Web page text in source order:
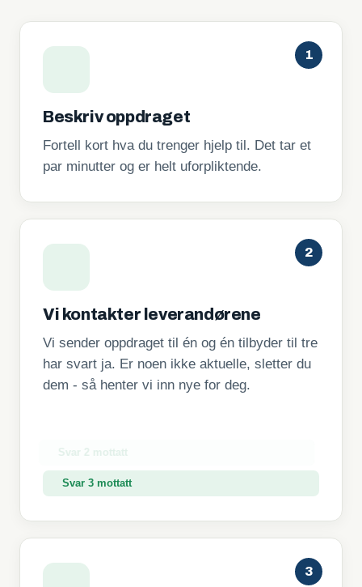
1
Beskriv oppdraget
Fortell kort hva du trenger hjelp til. Det tar et
par minutter og er helt uforpliktende.
2
Vi kontakter leverandørene
Vi sender oppdraget til én og én tilbyder til tre
har svart ja. Er noen ikke aktuelle, sletter du
dem - så henter vi inn nye for deg.
Svar 2 mottatt
3